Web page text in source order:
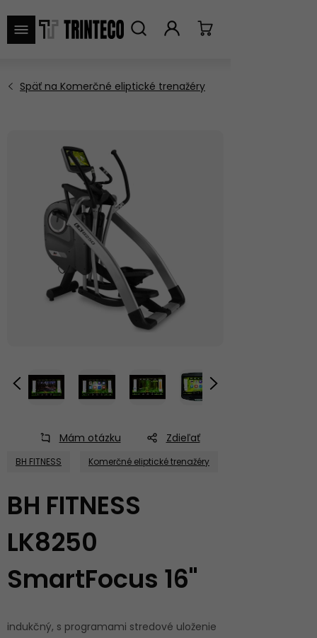
VYHĽADAŤ
Mám otázku Zdieľať
BH FITNESS Komerčné eliptické trenažéry
BH FITNESS
LK8250
SmartFocus 16"
indukčný, s programami stredové uloženie